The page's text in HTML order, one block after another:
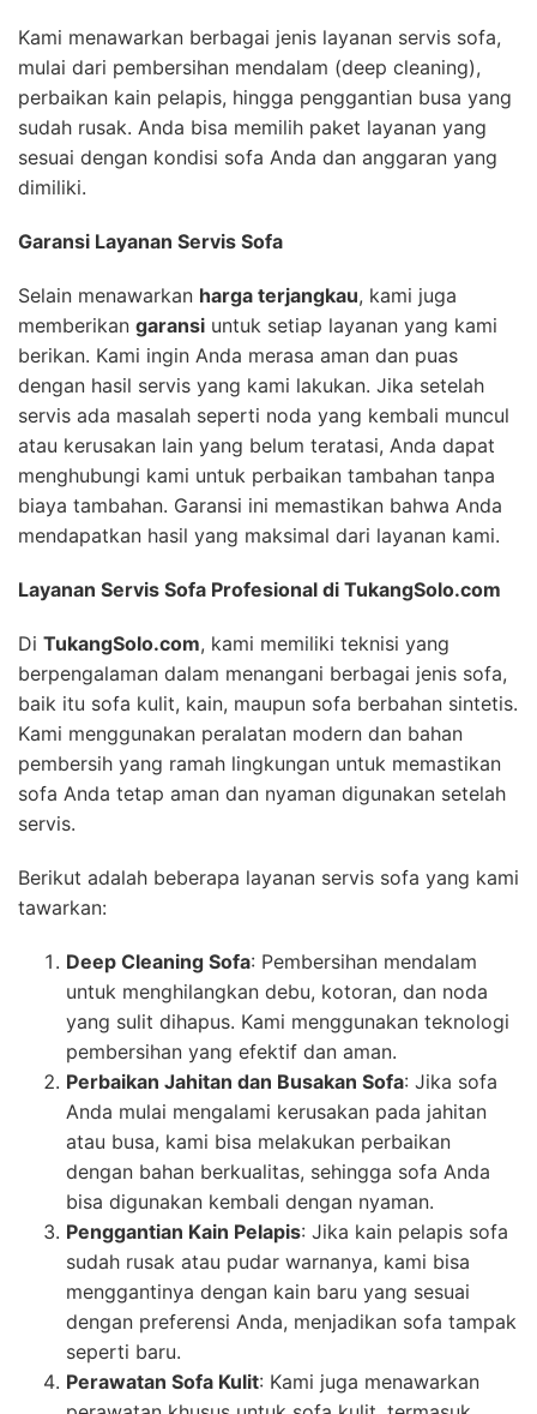
Kami menawarkan berbagai jenis layanan servis sofa,
mulai dari pembersihan mendalam (deep cleaning),
perbaikan kain pelapis, hingga penggantian busa yang
sudah rusak. Anda bisa memilih paket layanan yang
sesuai dengan kondisi sofa Anda dan anggaran yang
dimiliki.
Garansi Layanan Servis Sofa
Selain menawarkan harga terjangkau, kami juga
memberikan garansi untuk setiap layanan yang kami
berikan. Kami ingin Anda merasa aman dan puas
dengan hasil servis yang kami lakukan. Jika setelah
servis ada masalah seperti noda yang kembali muncul
atau kerusakan lain yang belum teratasi, Anda dapat
menghubungi kami untuk perbaikan tambahan tanpa
biaya tambahan. Garansi ini memastikan bahwa Anda
mendapatkan hasil yang maksimal dari layanan kami.
Layanan Servis Sofa Profesional di TukangSolo.com
Di TukangSolo.com, kami memiliki teknisi yang
berpengalaman dalam menangani berbagai jenis sofa,
baik itu sofa kulit, kain, maupun sofa berbahan sintetis.
Kami menggunakan peralatan modern dan bahan
pembersih yang ramah lingkungan untuk memastikan
sofa Anda tetap aman dan nyaman digunakan setelah
servis.
Berikut adalah beberapa layanan servis sofa yang kami
tawarkan:
Deep Cleaning Sofa: Pembersihan mendalam
untuk menghilangkan debu, kotoran, dan noda
yang sulit dihapus. Kami menggunakan teknologi
pembersihan yang efektif dan aman.
Perbaikan Jahitan dan Busakan Sofa: Jika sofa
Anda mulai mengalami kerusakan pada jahitan
atau busa, kami bisa melakukan perbaikan
dengan bahan berkualitas, sehingga sofa Anda
bisa digunakan kembali dengan nyaman.
Penggantian Kain Pelapis: Jika kain pelapis sofa
sudah rusak atau pudar warnanya, kami bisa
menggantinya dengan kain baru yang sesuai
dengan preferensi Anda, menjadikan sofa tampak
seperti baru.
Perawatan Sofa Kulit: Kami juga menawarkan